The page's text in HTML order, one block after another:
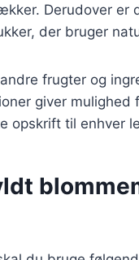
Derudover er
der bruger
frugter og
giver mulighed
opskrift til enhver